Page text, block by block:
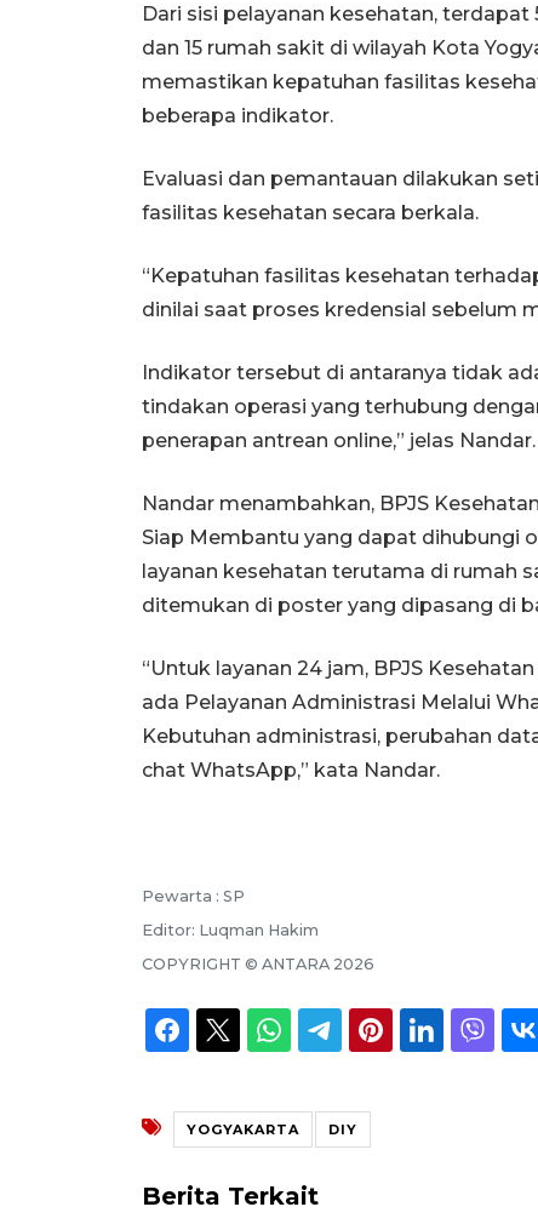
Dari sisi pelayanan kesehatan,
dan 15 rumah sakit di wilayah Kota
memastikan kepatuhan fasilitas
beberapa indikator.
Evaluasi dan pemantauan dilakukan
fasilitas kesehatan secara berkala.
“Kepatuhan fasilitas kesehatan
dinilai saat proses kredensial sebelum
Indikator tersebut di antaranya tidak
tindakan operasi yang terhubung
penerapan antrean online,” jelas Nandar.
Nandar menambahkan, BPJS
Siap Membantu yang dapat dihubungi
layanan kesehatan terutama di rumah
ditemukan di poster yang dipasang di
“Untuk layanan 24 jam, BPJS
ada Pelayanan Administrasi Melalui
Kebutuhan administrasi, perubahan
chat WhatsApp,” kata Nandar.
Pewarta : SP
Editor: Luqman Hakim
COPYRIGHT © ANTARA 2026
YOGYAKARTA DIY
Berita Terkait